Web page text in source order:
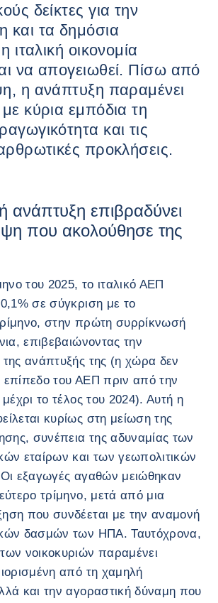
δείκτες για την
και τα δημόσια
ιταλική οικονομία
να απογειωθεί. Πίσω από
η ανάπτυξη παραμένει
κύρια εμπόδια τη
και τις
προκλήσεις.
ανάπτυξη επιβραδύνει
που ακολούθησε της
του 2025, το ιταλικό ΑΕΠ
σε σύγκριση με το
στην πρώτη συρρίκνωσή
επιβεβαιώνοντας την
της ανάπτυξής της (η χώρα δεν
του ΑΕΠ πριν από την
το τέλος του 2024). Αυτή η
κυρίως στη μείωση της
συνέπεια της αδυναμίας των
εταίρων και των γεωπολιτικών
εξαγωγές αγαθών μειώθηκαν
τρίμηνο, μετά από μια
που συνδέεται με την αναμονή
δασμών των ΗΠΑ. Ταυτόχρονα,
νοικοκυριών παραμένει
από τη χαμηλή
και την αγοραστική δύναμη που